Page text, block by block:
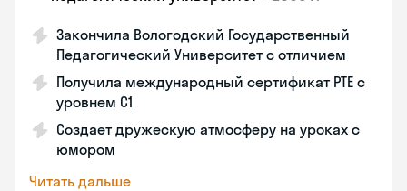
Закончила Вологодский Государственный
Педагогический Университет с отличием
Получила международный сертификат PTE с
уровнем C1
Создает дружескую атмосферу на уроках с
юмором
Читать дальше